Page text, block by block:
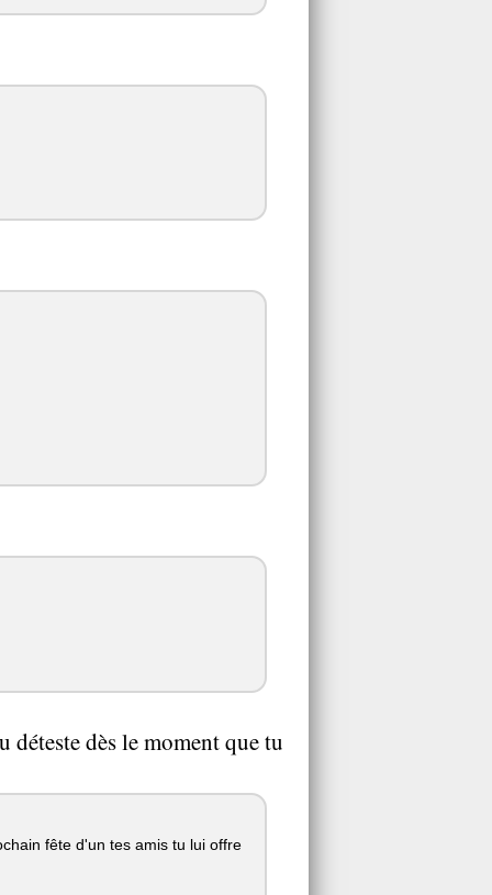
déteste dès le moment que tu
fête d'un tes amis tu lui offre